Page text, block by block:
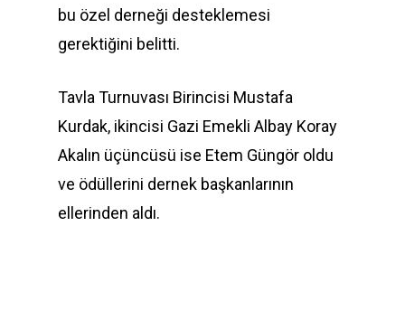
bu özel derneği desteklemesi
gerektiğini belitti.
Tavla Turnuvası Birincisi Mustafa
Kurdak, ikincisi Gazi Emekli Albay Koray
Akalın üçüncüsü ise Etem Güngör oldu
ve ödüllerini dernek başkanlarının
ellerinden aldı.